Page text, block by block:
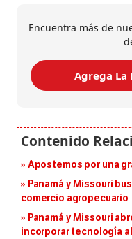
Encuentra más de
Agrega La
Apostemos por una
Panamá y Missouri
comercio agropecuario
Panamá y Missouri
incorporar tecnología